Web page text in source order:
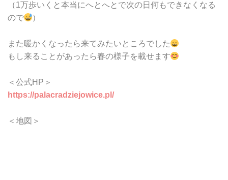
（1万歩いくと本当にへとへとで次の日何もできなくなる
ので
）
また暖かくなったら来てみたいところでした
もし来ることがあったら春の様子を載せます
＜公式HP＞
https://palacradziejowice.pl/
＜地図＞